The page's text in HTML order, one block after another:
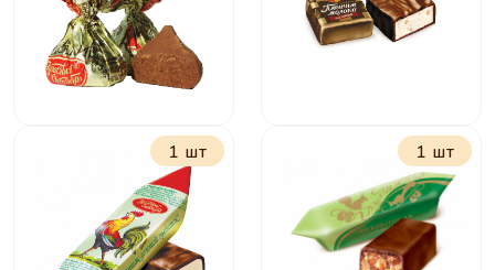
Трюфели Красный
октябрь
Птичье молоко
сливочно-
ванильное
1 шт 1 шт